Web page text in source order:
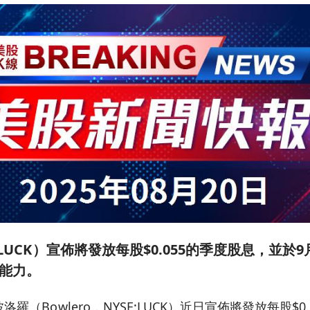
）宣佈將發放每股$0.055的季度股息，並於
力。
羅（Bowlero，NYSE:LUCK）近日宣佈將發放每股